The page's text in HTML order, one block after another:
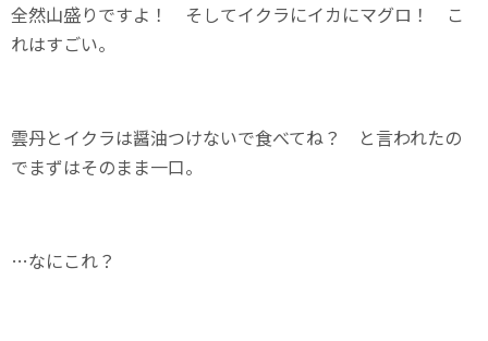
全然山盛りですよ！ そしてイクラにイカにマグロ！ こ
れはすごい。
雲丹とイクラは醤油つけないで食べてね？ と言われたの
でまずはそのまま一口。
…なにこれ？